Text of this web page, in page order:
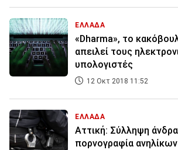
ΕΛΛΑΔΑ
«Dharma», το
απειλεί τους
υπολογιστές
12 Οκτ 2018 11:52
ΕΛΛΑΔΑ
Αττική: Σύλληψη άνδρα
πορνογραφία